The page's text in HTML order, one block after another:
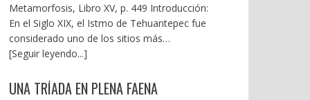
Metamorfosis, Libro XV, p. 449 Introducción:
En el Siglo XIX, el Istmo de Tehuantepec fue
considerado uno de los sitios más
estratégicos a nivel mundial. En la mira de los
emanados del PRI iniciaron una serie de
[Seguir leyendo...]
UNA TRÍADA EN PLENA FAENA